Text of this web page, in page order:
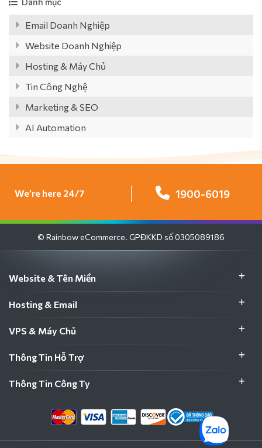
Email Doanh Nghiệp
Website Doanh Nghiệp
Hosting & Máy Chủ
Tin Công Nghệ
Marketing & SEO
AI Automation
We’re here 24/7 1900-6019
© Rainbow eCommerce. GPĐKKD số 0305089186
Website & Tên Miền
Hosting & Email
VPS & Máy Chủ
Thông Tin Hỗ Trợ
Thông Tin Công Ty